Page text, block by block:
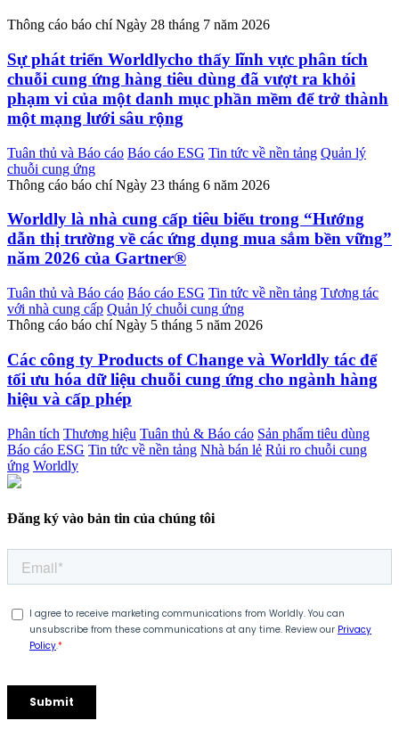
Thông cáo báo chí Ngày 28 tháng 7 năm 2026
Sự phát triển Worldlycho thấy lĩnh vực phân tích
chuỗi cung ứng hàng tiêu dùng đã vượt ra khỏi
phạm vi của một danh mục phần mềm để trở thành
một mạng lưới sâu rộng
Tuân thủ và Báo cáo Báo cáo ESG Tin tức về nền tảng Quản lý
chuỗi cung ứng
Thông cáo báo chí Ngày 23 tháng 6 năm 2026
Worldly là nhà cung cấp tiêu biểu trong “Hướng
dẫn thị trường về các ứng dụng mua sắm bền vững”
năm 2026 của Gartner®
Tuân thủ và Báo cáo Báo cáo ESG Tin tức về nền tảng Tương tác
với nhà cung cấp Quản lý chuỗi cung ứng
Thông cáo báo chí Ngày 5 tháng 5 năm 2026
Các công ty Products of Change và Worldly tác để
tối ưu hóa dữ liệu chuỗi cung ứng cho ngành hàng
hiệu và cấp phép
Phân tích Thương hiệu Tuân thủ & Báo cáo Sản phẩm tiêu dùng
Báo cáo ESG Tin tức về nền tảng Nhà bán lẻ Rủi ro chuỗi cung
ứng Worldly
Đăng ký vào bản tin của chúng tôi